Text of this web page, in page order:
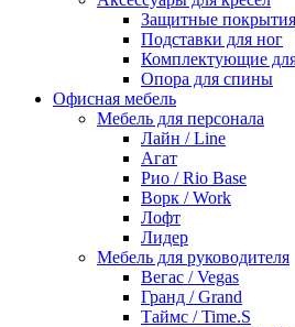
Защитные покрытия
Подставки для ног
Комплектующие
Опора для спины
Офисная мебель
Мебель для персонала
Лайн / Line
Агат
Рио / Rio Base
Ворк / Work
Лофт
Лидер
Мебель для руководителя
Вегас / Vegas
Гранд / Grand
Таймс / Time.S